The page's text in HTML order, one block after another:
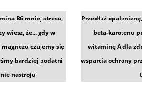
B6 mniej stresu,
wiesz, że... gdy w
czujemy się
bardziej podatni
nastroju
Przedłuż
beta-karotenu
witaminę A dla
wsparcia ochrony